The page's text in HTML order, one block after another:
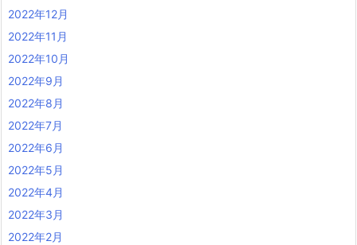
2022年12月
2022年11月
2022年10月
2022年9月
2022年8月
2022年7月
2022年6月
2022年5月
2022年4月
2022年3月
2022年2月